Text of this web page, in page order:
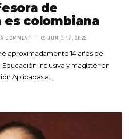
de
es colombiana
COMMENT JUNIO 17, 2022
aproximadamente 14 años de
Inclusiva y magíster en
Aplicadas a…